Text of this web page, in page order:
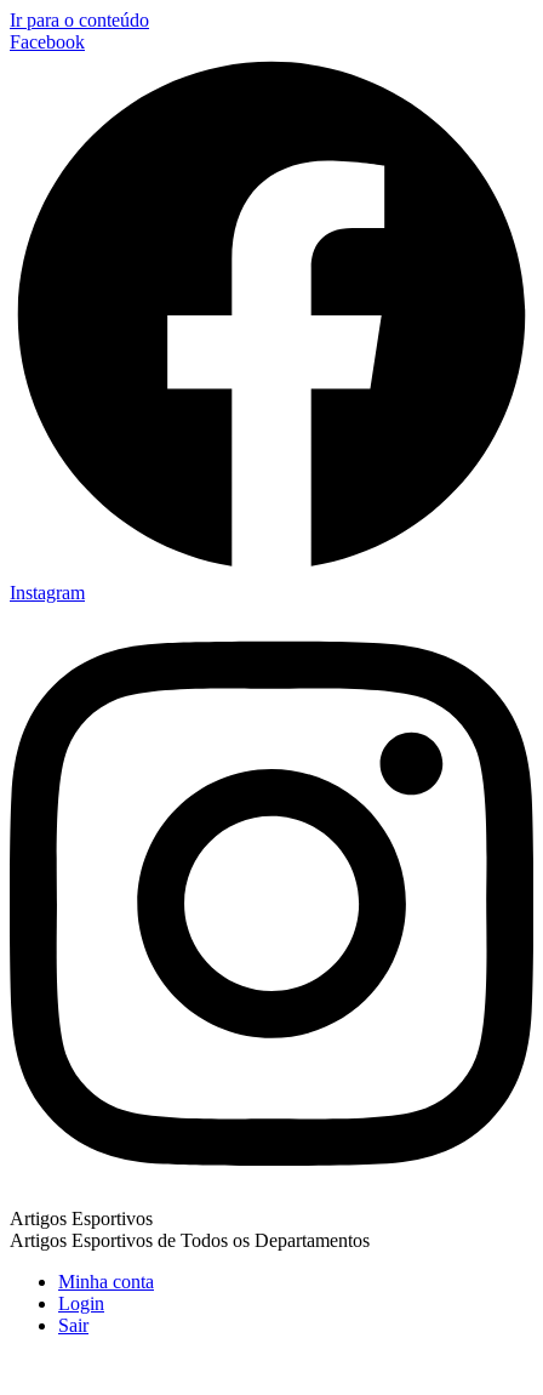
Ir para o conteúdo
Facebook
Instagram
Artigos Esportivos
Artigos Esportivos de Todos os Departamentos
Minha conta
Login
Sair